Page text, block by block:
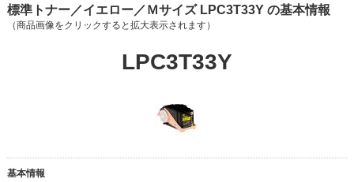
標準トナー／イエロー／Ｍサイズ LPC3T33Y の基本情報
（商品画像をクリックすると拡大表示されます）
LPC3T33Y
基本情報